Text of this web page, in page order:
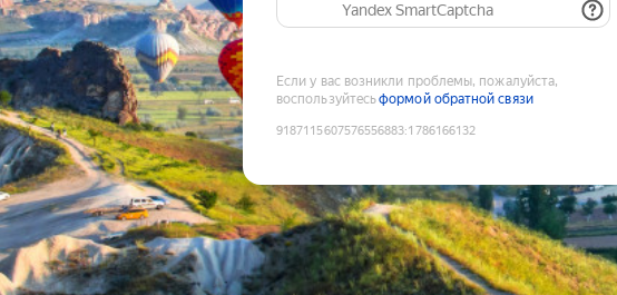
Yandex SmartCaptcha
Если у вас возникли проблемы, пожалуйста,
воспользуйтесьформой обратной связи
9187115607576556883:1786166132